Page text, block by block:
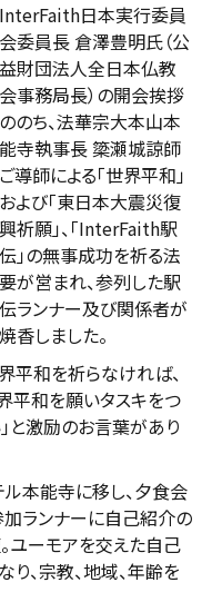
InterFaith日本実行委員
会委員長 倉澤豊明氏（公
益財団法人全日本仏教
会事務局長）の開会挨拶
ののち、法華宗大本山本
能寺執事長 簗瀬城諒師
ご導師による「世界平和」
および「東日本大震災復
興祈願」、「InterFaith駅
伝」の無事成功を祈る法
要が営まれ、参列した駅
伝ランナー及び関係者が
焼香しました。
平和を祈らなければ、
平和を願いタスキをつ
と激励のお言葉があり
ル本能寺に移し、夕食会
ランナーに自己紹介の
ユーモアを交えた自己
、宗教、地域、年齢を